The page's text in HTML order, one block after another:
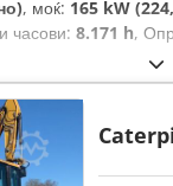
, моќ: 165 kW
часови: 8.171 h,